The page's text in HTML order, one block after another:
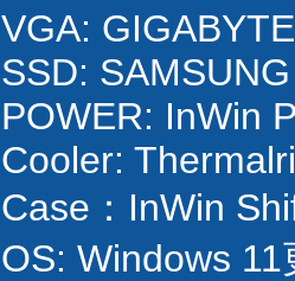
VGA:
SSD:
POWER: InWin
Cooler:
Case：InWin
OS: Windows